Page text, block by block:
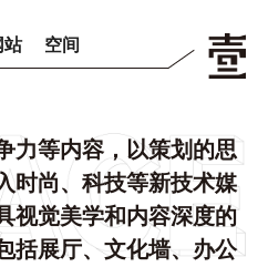
站 空间
力等内容， 以策划的思
时尚、科技等新技术媒
视觉美学和内容深度的
括展厅、文化墙、办公